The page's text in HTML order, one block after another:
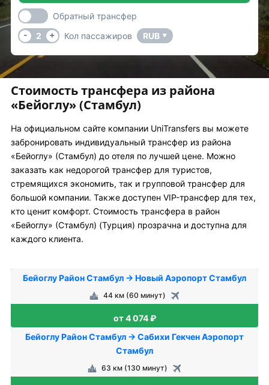
Обратный трансфер
-
2 + Кол пассажиров RUB ▼
Стоимость трансфера из района
«Бейоглу» (Стамбул)
На официальном сайте компании UniTransfers вы можете
забронировать индивидуальный трансфер из района
«Бейоглу» (Стамбул) до отеля по лучшей цене. Можно
заказать как недорогой трансфер для туристов,
стремящихся экономить, так и групповой трансфер для
большой компании. Также доступен VIP-трансфер для тех,
кто ценит комфорт. Стоимость трансфера в район
«Бейоглу» (Стамбул) (Турция) прозрачна и доступна для
каждого клиента.
Бейоглу Район Стамбул → Новый Аэропорт Стамбул
44 км (60 минут)
от 4 074 ₽
Бейоглу Район Стамбул → Сабихи Гекчен Аэропорт
Стамбул
63 км (130 минут)